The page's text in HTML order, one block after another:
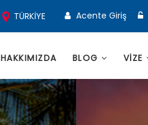
TÜRKİYE Acente Giriş
HAKKIMIZDA BLOG VİZE